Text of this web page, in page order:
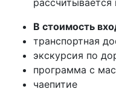
В стоимость
транспортная
экскурсия по
программа с
чаепитие